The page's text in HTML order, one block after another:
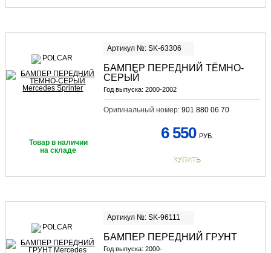
Артикул №: SK-63306
БАМПЕР ПЕРЕДНИЙ ТЁМНО-
СЕРЫЙ
Год выпуска: 2000-2002
Оригинальный номер: 901 880 06 70
Товар в наличии
на складе
6 550 РУБ.
КУПИТЬ
Артикул №: SK-96111
БАМПЕР ПЕРЕДНИЙ ГРУНТ
Год выпуска: 2000-